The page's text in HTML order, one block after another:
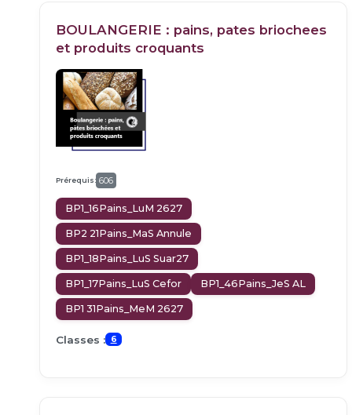
BOULANGERIE : pains, pates briochees
et produits croquants
Prérequis: 606
BP1_16Pains_LuM 2627
BP2 21Pains_MaS Annule
BP1_18Pains_LuS Suar27
BP1_17Pains_LuS Cefor BP1_46Pains_JeS AL
BP1 31Pains_MeM 2627
Classes : 6